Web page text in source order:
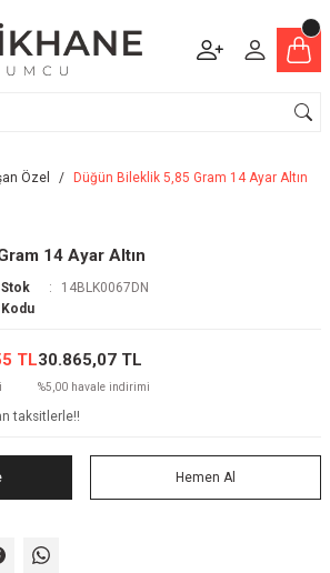
Özel Düğün Bileklik 5,85 Gram 14 Ayar Altın
14 Ayar Altın
Stok
Kodu
14BLK0067DN
TL30.865,07 TL
%5,00 havale indirimi
taksitlerle!!
Hemen Al